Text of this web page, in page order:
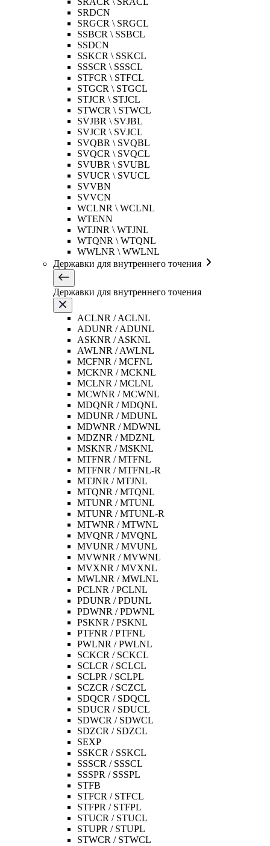
SRDCN
SRGCR \ SRGCL
SSBCR \ SSBCL
SSDCN
SSKCR \ SSKCL
SSSCR \ SSSCL
STFCR \ STFCL
STGCR \ STGCL
STJCR \ STJCL
STWCR \ STWCL
SVJBR \ SVJBL
SVJCR \ SVJCL
SVQBR \ SVQBL
SVQCR \ SVQCL
SVUBR \ SVUBL
SVUCR \ SVUCL
SVVBN
SVVCN
WCLNR \ WCLNL
WTENN
WTJNR \ WTJNL
WTQNR \ WTQNL
WWLNR \ WWLNL
Державки для внутреннего точения
Державки для внутреннего точения
ACLNR / ACLNL
ADUNR / ADUNL
ASKNR / ASKNL
AWLNR / AWLNL
MCFNR / MCFNL
MCKNR / MCKNL
MCLNR / MCLNL
MCWNR / MCWNL
MDQNR / MDQNL
MDUNR / MDUNL
MDWNR / MDWNL
MDZNR / MDZNL
MSKNR / MSKNL
MTFNR / MTFNL
MTFNR / MTFNL-R
MTJNR / MTJNL
MTQNR / MTQNL
MTUNR / MTUNL
MTUNR / MTUNL-R
MTWNR / MTWNL
MVQNR / MVQNL
MVUNR / MVUNL
MVWNR / MVWNL
MVXNR / MVXNL
MWLNR / MWLNL
PCLNR / PCLNL
PDUNR / PDUNL
PDWNR / PDWNL
PSKNR / PSKNL
PTFNR / PTFNL
PWLNR / PWLNL
SCKCR / SCKCL
SCLCR / SCLCL
SCLPR / SCLPL
SCZCR / SCZCL
SDQCR / SDQCL
SDUCR / SDUCL
SDWCR / SDWCL
SDZCR / SDZCL
SEXP
SSKCR / SSKCL
SSSCR / SSSCL
SSSPR / SSSPL
STFB
STFCR / STFCL
STFPR / STFPL
STUCR / STUCL
STUPR / STUPL
STWCR / STWCL